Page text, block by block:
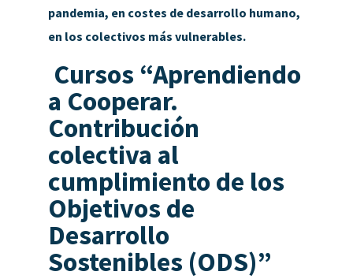
pandemia, en costes de desarrollo humano,
en los colectivos más vulnerables.
Cursos “Aprendiendo
a Cooperar.
Contribución
colectiva al
cumplimiento de los
Objetivos de
Desarrollo
Sostenibles (ODS)”